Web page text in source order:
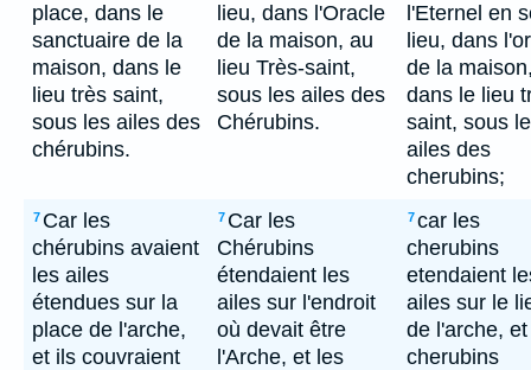
place, dans le
sanctuaire de la
maison, dans le
lieu très saint,
sous les ailes des
chérubins.
lieu, dans l'Oracle
de la maison, au
lieu Très-saint,
sous les ailes des
Chérubins.
l'Eternel en
lieu, dans
de la
dans le lieu
saint, sous
ailes des
cherubins;
7 Car les
chérubins avaient
les ailes
étendues sur la
place de l'arche,
et ils couvraient
7 Car les
Chérubins
étendaient les
ailes sur l'endroit
où devait être
l'Arche, et les
7car les
cherubins
etendaient
ailes sur le
de l'arche,
cherubins